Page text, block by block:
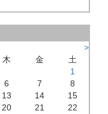
>
木 金
土
1
6 7
8
13 14
15
20 21
22